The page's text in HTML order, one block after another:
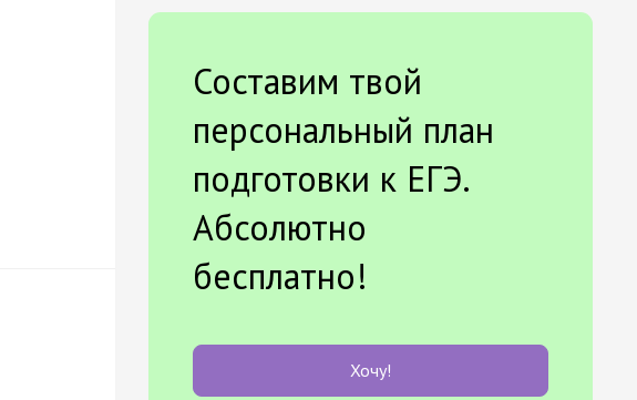
Составим твой
персональный план
подготовки к ЕГЭ.
Абсолютно
бесплатно!
Хочу!